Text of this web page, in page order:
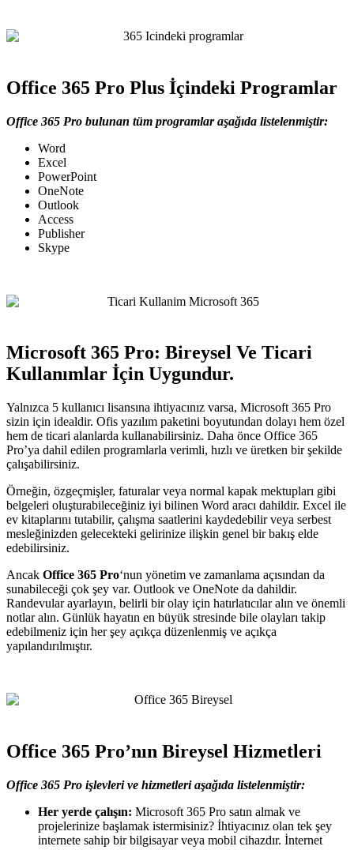
Office 365 Pro Plus İçindeki Programlar
Office 365 Pro bulunan tüm programlar aşağıda listelenmiştir:
Word
Excel
PowerPoint
OneNote
Outlook
Access
Publisher
Skype
Microsoft 365 Pro: Bireysel Ve Ticari
Kullanımlar İçin Uygundur.
Yalnızca 5 kullanıcı lisansına ihtiyacınız varsa, Microsoft 365 Pro
sizin için idealdir. Ofis yazılım paketini boyutundan dolayı hem özel
hem de ticari alanlarda kullanabilirsiniz. Daha önce Office 365
Pro’ya dahil edilen programlarla verimli, hızlı ve üretken bir şekilde
çalışabilirsiniz.
Örneğin, özgeçmişler, faturalar veya normal kapak mektupları gibi
belgeleri oluşturabileceğiniz iyi bilinen Word aracı dahildir. Excel ile
ev kitaplarını tutabilir, çalışma saatlerini kaydedebilir veya serbest
mesleğinizden gelecekteki gelirinize ilişkin genel bir bakış elde
edebilirsiniz.
Ancak Office 365 Pro‘nun yönetim ve zamanlama açısından da
sunabileceği çok şey var. Outlook ve OneNote da dahildir.
Randevular ayarlayın, belirli bir olay için hatırlatıcılar alın ve önemli
notlar alın. Günlük hayatın en büyük stresinde bile olayları takip
edebilmeniz için her şey açıkça düzenlenmiş ve açıkça
yapılandırılmıştır.
Office 365 Pro’nın Bireysel Hizmetleri
Office 365 Pro işlevleri ve hizmetleri aşağıda listelenmiştir:
Her yerde çalışın: Microsoft 365 Pro satın almak ve
projelerinize başlamak istermisiniz? İhtiyacınız olan tek şey
internete sahip bir bilgisayar veya mobil cihazdır. İnternet